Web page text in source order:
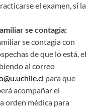
el examen, si la
se contagia:
se contagia con
de que lo está, el
al correo
para que
acompañar el
orden médica para